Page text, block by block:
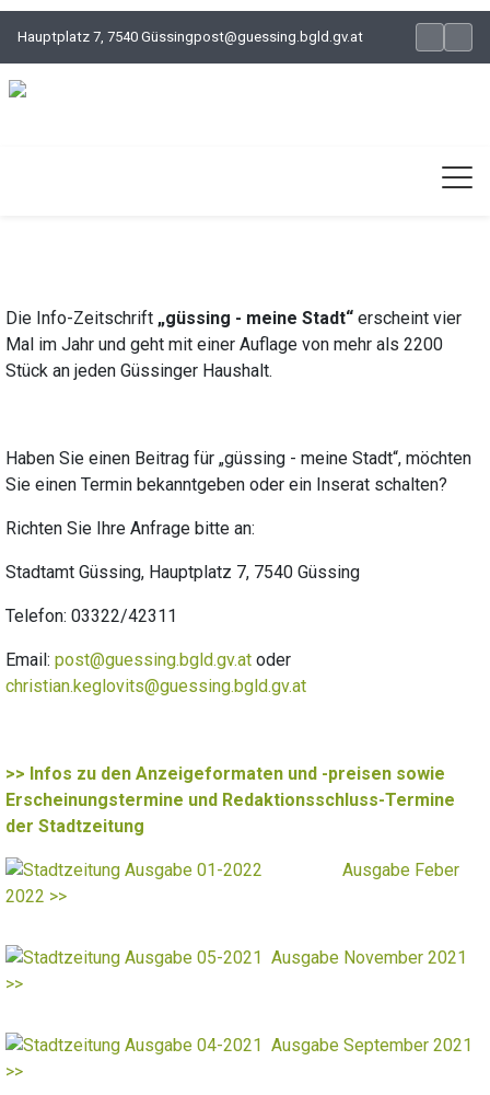
Hauptplatz 7, 7540 Güssingpost@guessing.bgld.gv.at
Die Info-Zeitschrift „güssing - meine Stadt“ erscheint vier
Mal im Jahr und geht mit einer Auflage von mehr als 2200
Stück an jeden Güssinger Haushalt.
Haben Sie einen Beitrag für „güssing - meine Stadt“, möchten
Sie einen Termin bekanntgeben oder ein Inserat schalten?
Richten Sie Ihre Anfrage bitte an:
Stadtamt Güssing, Hauptplatz 7, 7540 Güssing
Telefon: 03322/42311
Email: post@guessing.bgld.gv.at oder
christian.keglovits@guessing.bgld.gv.at
>> Infos zu den Anzeigeformaten und -preisen sowie
Erscheinungstermine und Redaktionsschluss-Termine
der Stadtzeitung
Ausgabe Feber
2022 >>
Ausgabe November 2021
>>
Ausgabe September 2021
>>